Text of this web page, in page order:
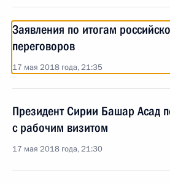
Заявления по итогам
переговоров
17 мая 2018 года, 21:35
Президент Сирии Башар Асад
с рабочим визитом
17 мая 2018 года, 21:30